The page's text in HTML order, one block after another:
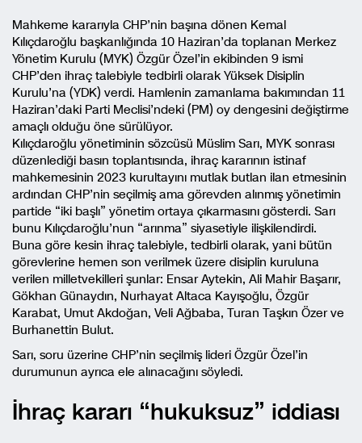
Mahkeme kararıyla CHP’nin başına dönen Kemal
Kılıçdaroğlu başkanlığında 10 Haziran’da toplanan Merkez
Yönetim Kurulu (MYK) Özgür Özel’in ekibinden 9 ismi
CHP’den ihraç talebiyle tedbirli olarak Yüksek Disiplin
Kurulu’na (YDK) verdi. Hamlenin zamanlama bakımından 11
Haziran’daki Parti Meclisi’ndeki (PM) oy dengesini değiştirme
amaçlı olduğu öne sürülüyor.
Kılıçdaroğlu yönetiminin sözcüsü Müslim Sarı, MYK sonrası
düzenlediği basın toplantısında, ihraç kararının istinaf
mahkemesinin 2023 kurultayını mutlak butlan ilan etmesinin
ardından CHP’nin seçilmiş ama görevden alınmış yönetimin
partide “iki başlı” yönetim ortaya çıkarmasını gösterdi. Sarı
bunu Kılıçdaroğlu’nun “arınma” siyasetiyle ilişkilendirdi.
Buna göre kesin ihraç talebiyle, tedbirli olarak, yani bütün
görevlerine hemen son verilmek üzere disiplin kuruluna
verilen milletvekilleri şunlar: Ensar Aytekin, Ali Mahir Başarır,
Gökhan Günaydın, Nurhayat Altaca Kayışoğlu, Özgür
Karabat, Umut Akdoğan, Veli Ağbaba, Turan Taşkın Özer ve
Burhanettin Bulut.
Sarı, soru üzerine CHP’nin seçilmiş lideri Özgür Özel’in
durumunun ayrıca ele alınacağını söyledi.
İhraç kararı “hukuksuz” iddiası